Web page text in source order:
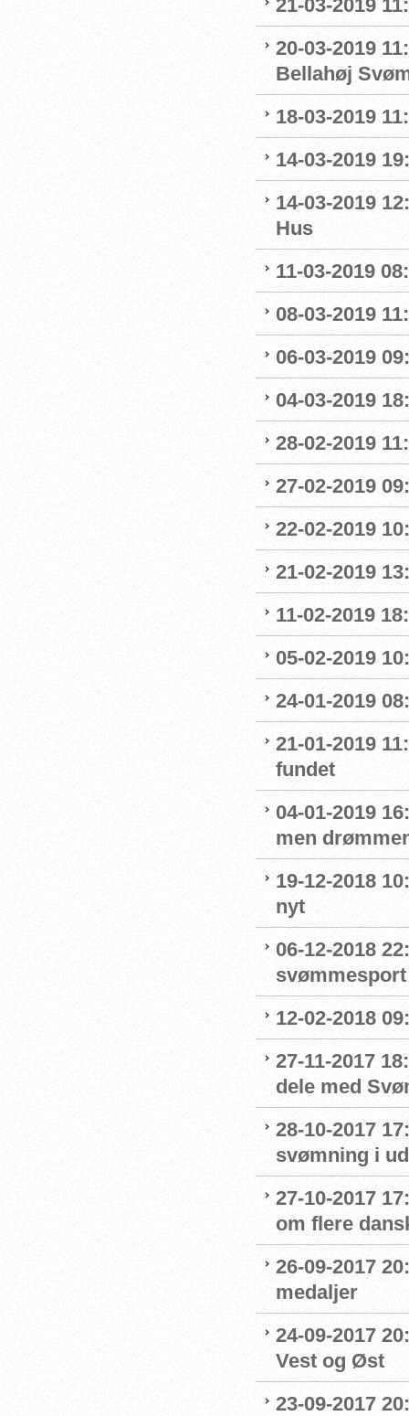
21-03-2019
20-03-2019
Bellahøj
18-03-2019
14-03-2019
14-03-2019
Hus
11-03-2019
08-03-2019
06-03-2019
04-03-2019
28-02-2019
27-02-2019
22-02-2019
21-02-2019
11-02-2019
05-02-2019
24-01-2019
21-01-2019
fundet
04-01-2019
men
19-12-2018
nyt
06-12-2018
svømmesport
12-02-2018
27-11-2017
dele med
28-10-2017
svømning i
27-10-2017
om flere
26-09-2017
medaljer
24-09-2017
Vest og Øst
23-09-2017